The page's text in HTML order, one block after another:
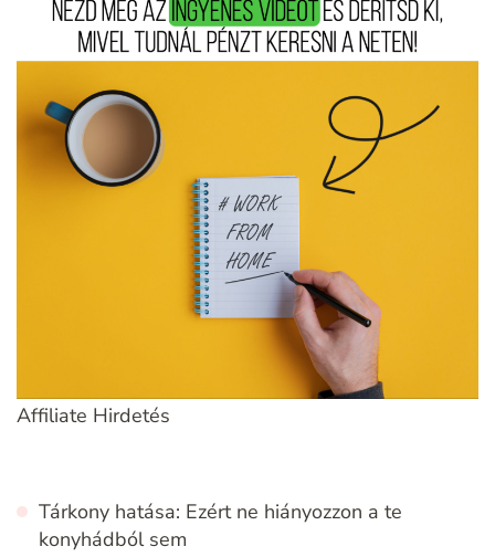
Affiliate Hirdetés
Tárkony hatása: Ezért ne hiányozzon a te
konyhádból sem